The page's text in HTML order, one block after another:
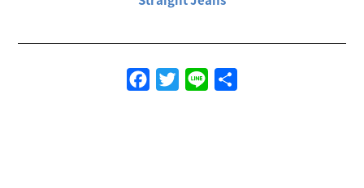
FacebookTwitterLine